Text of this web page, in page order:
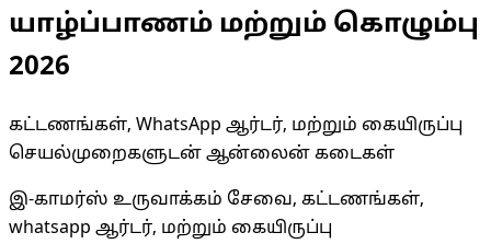
யாழ்ப்பாணம் மற்றும் கொழும்பு
2026
கட்டணங்கள், WhatsApp ஆர்டர், மற்றும் கையிருப்பு
செயல்முறைகளுடன் ஆன்லைன் கடைகள்
இ-காமர்ஸ் உருவாக்கம் சேவை, கட்டணங்கள்,
whatsapp ஆர்டர், மற்றும் கையிருப்பு